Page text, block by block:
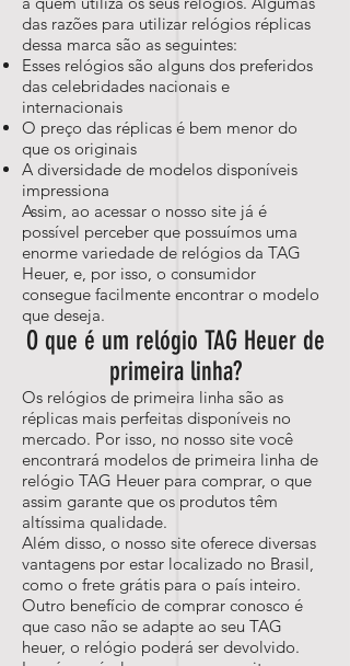
das razões para utilizar relógios réplicas
dessa marca são as seguintes:
Esses relógios são alguns dos preferidos
das celebridades nacionais e
internacionais
O preço das réplicas é bem menor do
que os originais
A diversidade de modelos disponíveis
impressiona
Assim, ao acessar o nosso site já é
possível perceber que possuímos uma
enorme variedade de relógios da TAG
Heuer, e, por isso, o consumidor
consegue facilmente encontrar o modelo
que deseja.
O que é um relógio TAG Heuer de
primeira linha?
Os relógios de primeira linha são as
réplicas mais perfeitas disponíveis no
mercado. Por isso, no nosso site você
encontrará modelos de primeira linha de
relógio TAG Heuer para comprar, o que
assim garante que os produtos têm
altíssima qualidade.
Além disso, o nosso site oferece diversas
vantagens por estar localizado no Brasil,
como o frete grátis para o país inteiro.
Outro benefício de comprar conosco é
que caso não se adapte ao seu TAG
heuer, o relógio poderá ser devolvido.